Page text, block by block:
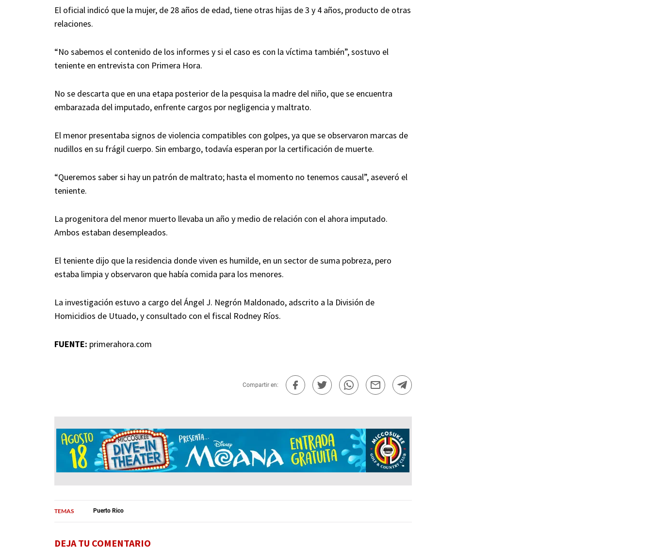
El oficial indicó que la mujer, de 28 años de edad, tiene otras hijas de 3 y 4 años, producto de otras
relaciones.
“No sabemos el contenido de los informes y si el caso es con la víctima también”, sostuvo el
teniente en entrevista con Primera Hora.
No se descarta que en una etapa posterior de la pesquisa la madre del niño, que se encuentra
embarazada del imputado, enfrente cargos por negligencia y maltrato.
El menor presentaba signos de violencia compatibles con golpes, ya que se observaron marcas de
nudillos en su frágil cuerpo. Sin embargo, todavía esperan por la certificación de muerte.
“Queremos saber si hay un patrón de maltrato; hasta el momento no tenemos causal”, aseveró el
teniente.
La progenitora del menor muerto llevaba un año y medio de relación con el ahora imputado.
Ambos estaban desempleados.
El teniente dijo que la residencia donde viven es humilde, en un sector de suma pobreza, pero
estaba limpia y observaron que había comida para los menores.
La investigación estuvo a cargo del Ángel J. Negrón Maldonado, adscrito a la División de
Homicidios de Utuado, y consultado con el fiscal Rodney Ríos.
FUENTE: primerahora.com
Compartir en:
TEMAS Puerto Rico
DEJA TU COMENTARIO